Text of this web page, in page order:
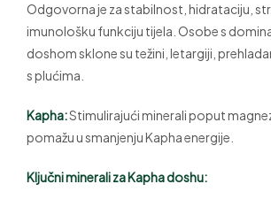
Odgovorna je za stabilnost, hidrataciju,
imunološku funkciju tijela. Osobe s
doshom sklone su težini, letargiji,
s plućima.
Kapha:Stimulirajući minerali poput
pomažu u smanjenju Kapha energije.
Ključni minerali za Kapha doshu: